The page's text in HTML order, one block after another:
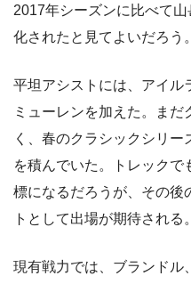
2017年シーズンに比べて
化されたと見てよいだろう。
平坦アシストには、アイル
ミューレンを加えた。ま
く、春のクラシックシリ
を積んでいた。トレックで
標になるだろうが、その後
トとして出場が期待される。
現有戦力では、ブランドル